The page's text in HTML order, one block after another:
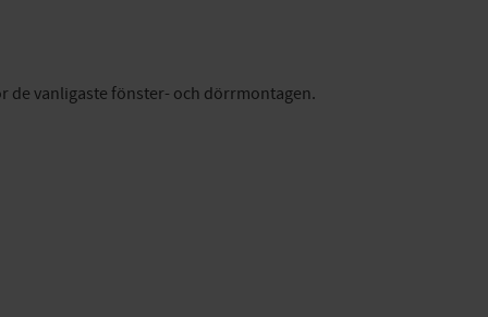
de vanligaste fönster- och dörrmontagen.